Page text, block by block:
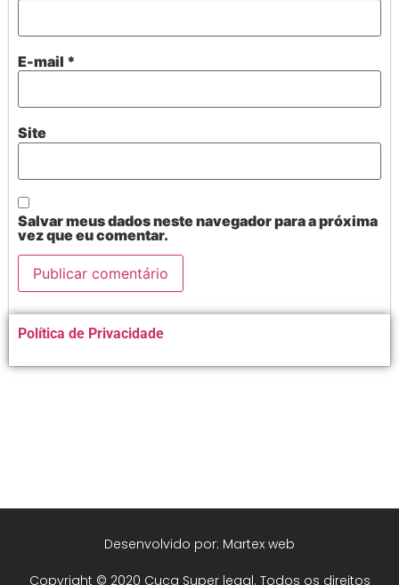
E-mail *
Site
Salvar meus dados neste navegador para a próxima
vez que eu comentar.
Alternative:
Política de Privacidade
Copyright © 2020 Cuca Super legal. Todos os direitos
Desenvolvido por: Martex web